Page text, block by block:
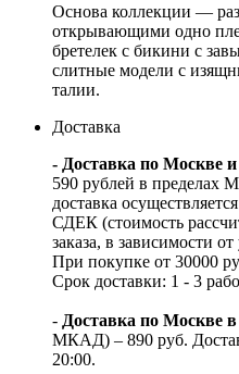
Основа коллекции —
открывающими одно
бретелек с бикини с
слитные модели с
талии.
Доставка
- Доставка по Москве
590 рублей в
доставка
СДЕК (стоимость
заказа, в зависимости
При покупке от 30000
Срок доставки: 1 - 3
- Доставка по Москве в
МКАД) – 890 руб.
20:00.